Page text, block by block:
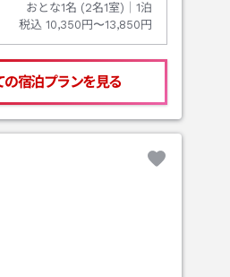
おとな1名 (2名1室)｜ 1泊
税込 10,350円〜13,850円
の宿泊プランを見る